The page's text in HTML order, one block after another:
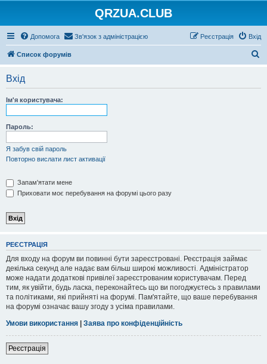
QRZUA.CLUB
Допомога Зв'язок з адміністрацією Вхід
Реєстрація
Список форумів
Вхід
Ім'я користувача:
Пароль:
Я забув свій пароль
Повторно вислати лист активації
Запам'ятати мене
Приховати моє перебування на форумі цього разу
РЕЄСТРАЦІЯ
Для входу на форум ви повинні бути зареєстровані. Реєстрація займає
декілька секунд але надає вам більш широкі можливості. Адміністратор
може надати додаткові привілеї зареєстрованим користувачам. Перед
тим, як увійти, будь ласка, переконайтесь що ви погоджуєтесь з правилами
та політиками, які прийняті на форумі. Пам'ятайте, що ваше перебування
на форумі означає вашу згоду з усіма правилами.
Умови використання | Заява про конфіденційність
Реєстрація